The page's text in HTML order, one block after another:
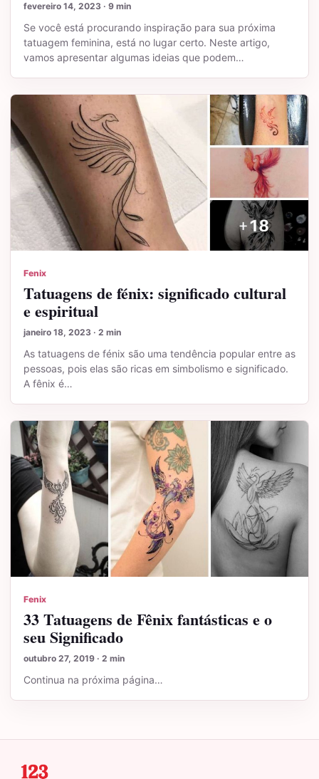
fevereiro 14, 2023 · 9 min
Se você está procurando inspiração para sua próxima
tatuagem feminina, está no lugar certo. Neste artigo,
vamos apresentar algumas ideias que podem…
Fenix
Tatuagens de fénix: significado cultural
e espiritual
janeiro 18, 2023 · 2 min
As tatuagens de fénix são uma tendência popular entre as
pessoas, pois elas são ricas em simbolismo e significado.
A fênix é…
Fenix
33 Tatuagens de Fênix fantásticas e o
seu Significado
outubro 27, 2019 · 2 min
Continua na próxima página…